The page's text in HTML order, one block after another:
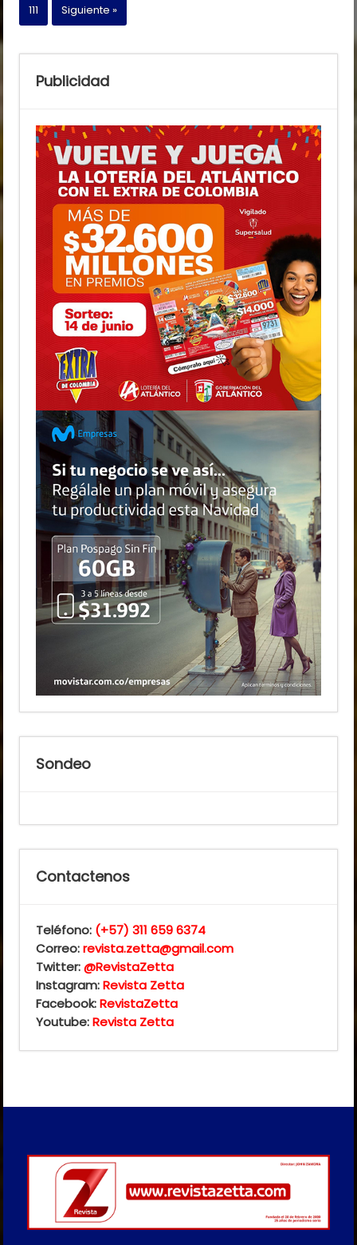
111 Siguiente »
Publicidad
Sondeo
Contactenos
Teléfono: (+57) 311 659 6374
Correo:revista.zetta@gmail.com
Twitter:@RevistaZetta
Instagram:Revista Zetta
Facebook:RevistaZetta
Youtube:Revista Zetta